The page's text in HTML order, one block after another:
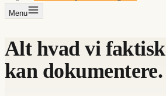
Menu
Alt hvad vi faktisk
kan dokumentere.